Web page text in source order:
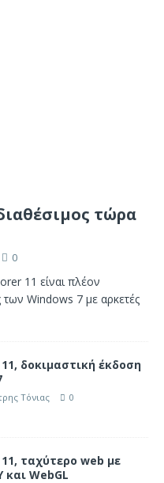
τώρα
0
11 είναι πλέον
Windows 7 με αρκετές
δοκιμαστική έκδοση
Τόνιας 0
ταχύτερο web με
και WebGL